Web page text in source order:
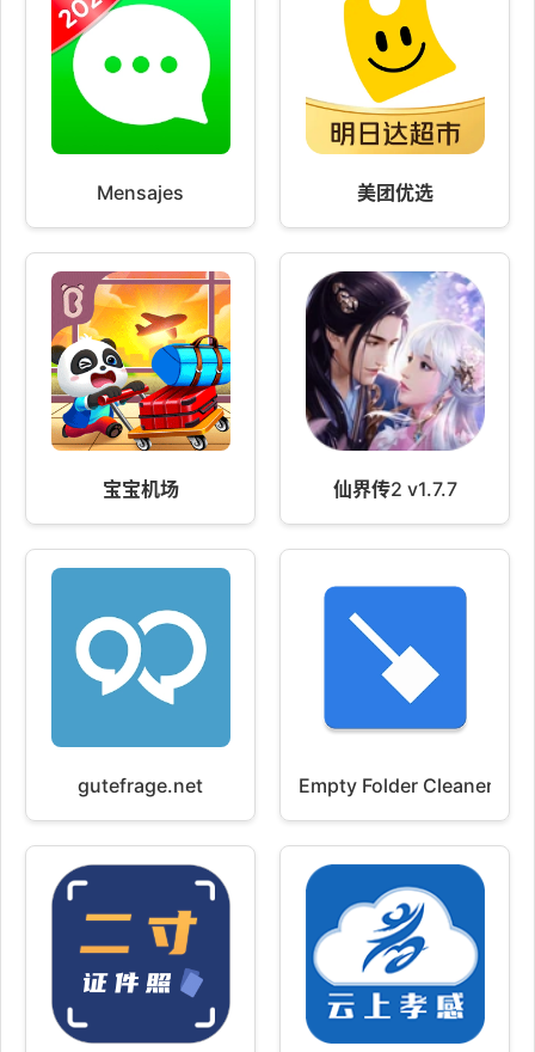
Mensajes 美团优选
宝宝机场 仙界传2 v1.7.7
gutefrage.net Empty Folder Cleaner